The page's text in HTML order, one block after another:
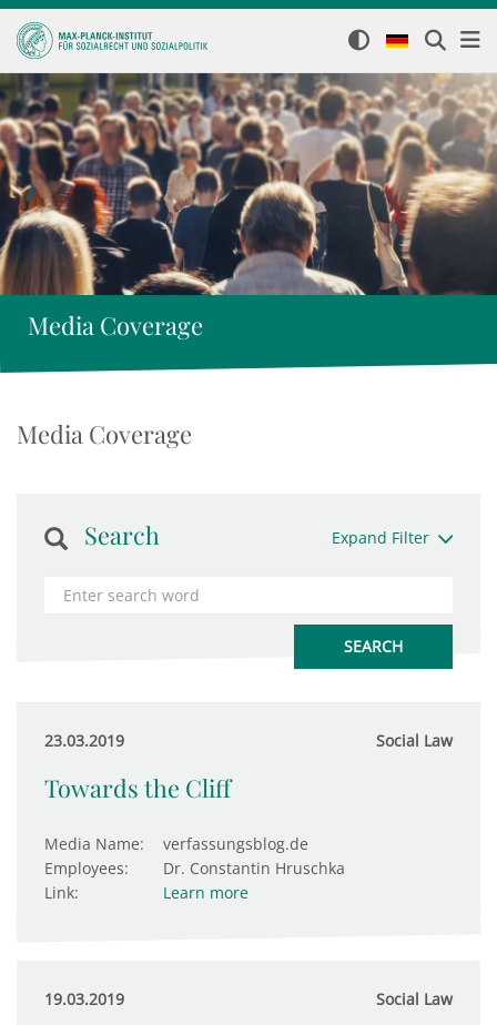
Media Coverage
Media Coverage
Search Expand Filter
23.03.2019 Social Law
Towards the Cliff
Media Name:
verfassungsblog.de
Employees:
Dr. Constantin Hruschka
Link:
Learn more
19.03.2019 Social Law